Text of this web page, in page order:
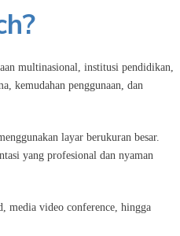
multinasional, institusi pendidikan,
kemudahan penggunaan, dan
layar berukuran besar.
yang profesional dan nyaman
media video conference, hingga